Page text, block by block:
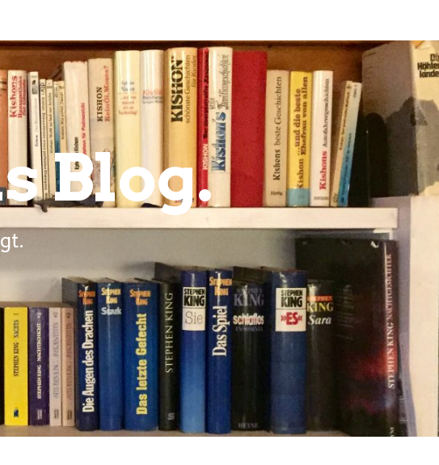
Blog.